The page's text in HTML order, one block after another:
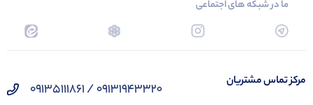
ما در شبکه های اجتماعی
مرکز تماس مشتریان 09131943320 / 09135111861